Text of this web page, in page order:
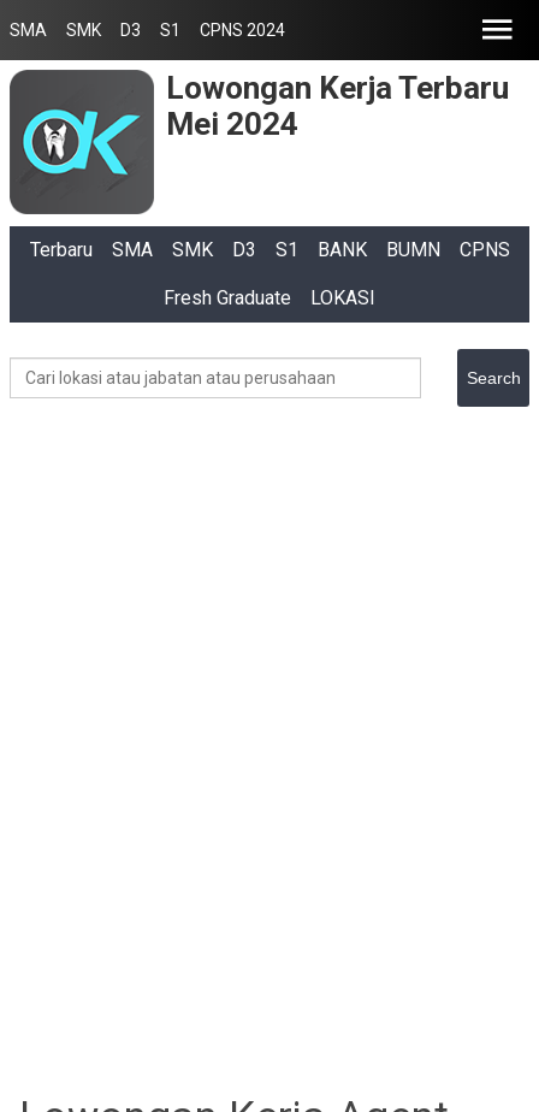
SMA SMK D3 S1 CPNS 2024
Lowongan Kerja Terbaru
Mei 2024
Terbaru SMA SMK D3 S1 BANK BUMN CPNS
Fresh Graduate LOKASI